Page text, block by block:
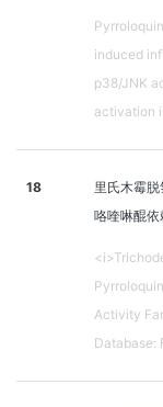
induced
p38/JNK
activation
18
里氏木霉
咯喹啉醌依
Activity
Database: